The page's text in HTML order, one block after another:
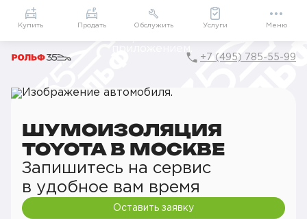
Приложение
Мой РОЛЬФ
Подарки внутри
+7 (495) 785-55-99
Главная
СервисСервис Toyota
Детейлинг
Шумоизоляция
ШУМОИЗОЛЯЦИЯ
TOYOTA В МОСКВЕ
Запишитесь на сервис
в удобное вам время
Оставить заявку
Купить Продать Обслужить Услуги Меню